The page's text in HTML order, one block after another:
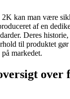
2K kan man være
af en
Deres
til produktet gør
markedet.
over